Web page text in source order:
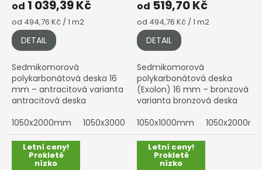
od 1 039,39 Kč
Měrná
cena:
od 494,76 Kč / 1 m2
DETAIL
Sedmikomorová
polykarbonátová deska 16
mm – antracitová varianta
antracitová deska
1050x2000mm
1050x3000mm 1050x4000mm
od 519,70 Kč
Měrná
cena:
od 494,76 Kč / 1 m2
DETAIL
Sedmikomorová
polykarbonátová deska
(Exolon) 16 mm – bronzová
varianta bronzová deska
vyšší stínění a elegantní
bronzový vzhled.
Dodáváme Exolon®...
1050x1000mm
Letní ceny!
Prokletě
nízko
Letní ceny!
Prokletě
nízko